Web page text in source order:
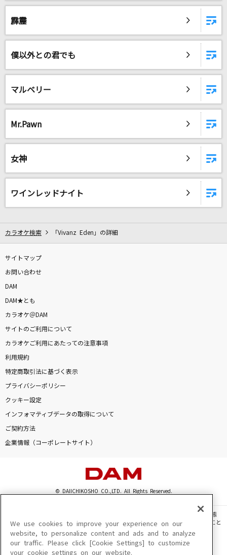
霹靂
僕以外との君でも
マルベリー
Mr.Pawn
女神
ワインレッドナイト
カラオケ検索 「Vivanz Eden」の詳細
サイトマップ
お問い合わせ
DAM
DAM★とも
カラオケ＠DAM
サイトのご利用について
カラオケご利用にあたっての注意事項
利用規約
特定商取引法に基づく表示
プライバシーポリシー
クッキー設定
インフォマティブデータの取得について
ご契約方法
企業情報（コーポレートサイト）
© DAIICHIKOSHO CO.,LTD. All Rights Reserved.
このサイトに掲載されている一切の文章・画像・写真・動画・音声等を、手段や形態
を問わず、著作権法の定める範囲を超えて無断で複製、転載、ファイル化などすること
を禁じます。
楽曲及びコンテンツは、機種によりご利用いただけない場合があります。
楽曲及びコンテンツの配信日、配信内容が変更になる場合があります。
We use cookies to improve your experience on our
website, to personalize content and ads and to analyze
our traffic. Please click [Cookie Settings] to customize
your cookie settings on our website.